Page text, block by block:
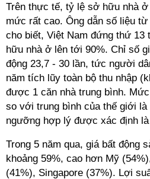
Trên thực tế, tỷ lệ sở hữu nhà
mức rất cao. Ông dẫn số liệu
cho biết, Việt Nam đứng thứ
hữu nhà ở lên tới 90%. Chỉ số
động 23,7 - 30 lần, tức người
năm tích lũy toàn bộ thu nhập
được 1 căn nhà trung bình.
so với trung bình của thế giới là
ngưỡng hợp lý được xác định
Trong 5 năm qua, giá bất động
khoảng 59%, cao hơn Mỹ
(41%), Singapore (37%). Lợi